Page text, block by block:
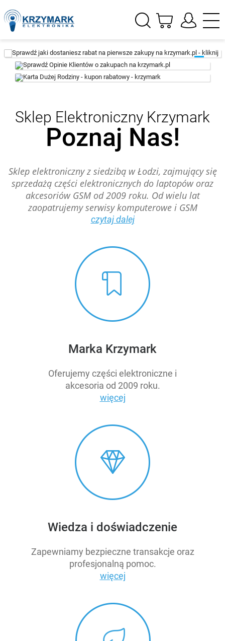
Sklep Elektroniczny Krzymark
Poznaj Nas!
Sklep elektroniczny z siedzibą w Łodzi, zajmujący się
sprzedażą części elektronicznych do laptopów oraz
akcesoriów GSM od 2009 roku. Od wielu lat
zaopatrujemy serwisy komputerowe i GSM
czytaj dalej
Marka Krzymark
Oferujemy części elektroniczne i
akcesoria od 2009 roku.
więcej
Wiedza i doświadczenie
Zapewniamy bezpieczne transakcje oraz
profesjonalną pomoc.
więcej